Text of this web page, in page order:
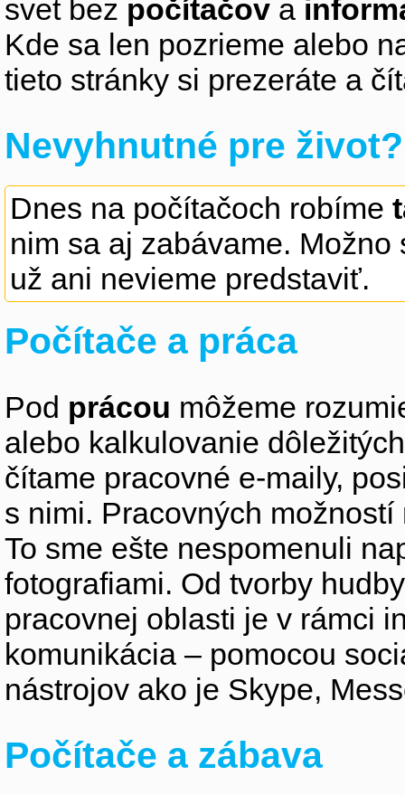
svet bez počítačov a
Kde sa len pozrieme alebo
tieto stránky si prezeráte a
Nevyhnutné pre život?
Dnes na počítačoch robíme
nim sa aj zabávame.
už ani nevieme predstaviť.
Počítače a práca
Pod prácou môžeme
alebo kalkulovanie
čítame pracovné e-maily,
s nimi. Pracovných
To sme ešte nespomenuli
fotografiami. Od tvorby
pracovnej oblasti je v rámci
komunikácia – pomocou
nástrojov ako je Skype,
Počítače a zábava